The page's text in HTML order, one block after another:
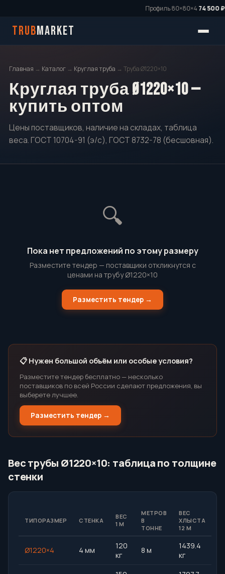
Профиль 80×80×474 500 ₽/
TRUBMARKET
Главная → Каталог → Круглая труба → Труба Ø1220×10
Круглая труба Ø1220×10 —
купить оптом
Цены поставщиков, наличие на складах, таблица
веса. ГОСТ 10704-91 (э/с), ГОСТ 8732-78 (бесшовная).
🔍
Пока нет предложений по этому размеру
Разместите тендер — поставщики откликнутся с
ценами на трубу Ø1220×10
Разместить тендер →
📋 Нужен большой объём или особые условия?
Разместите тендер бесплатно — несколько
поставщиков по всей России сделают предложения, вы
выберете лучшее.
Разместить тендер →
Вес трубы Ø1220×10: таблица по толщине
стенки
ТИПОРАЗМЕР СТЕНКА
ВЕС
1 М
МЕТРОВ
В
ТОННЕ
ВЕС
ХЛЫСТА
12 М
Ø1220×4 4 мм
120
кг
8 м
1439.4
кг